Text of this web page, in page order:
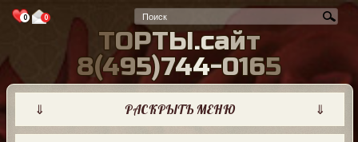
0 0
ТОРТЫ.сайт
8(495)744-0165
⇓ РАСКРЫТЬ МЕНЮ ⇓